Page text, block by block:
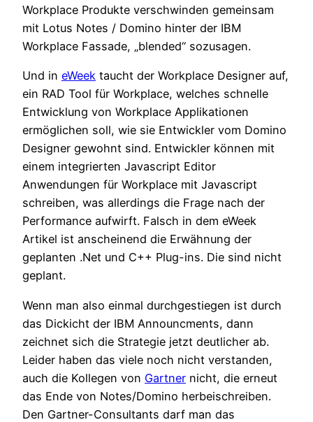
Workplace Produkte verschwinden gemeinsam
mit Lotus Notes / Domino hinter der IBM
Workplace Fassade, „blended“ sozusagen.
Und in eWeek taucht der Workplace Designer auf,
ein RAD Tool für Workplace, welches schnelle
Entwicklung von Workplace Applikationen
ermöglichen soll, wie sie Entwickler vom Domino
Designer gewohnt sind. Entwickler können mit
einem integrierten Javascript Editor
Anwendungen für Workplace mit Javascript
schreiben, was allerdings die Frage nach der
Performance aufwirft. Falsch in dem eWeek
Artikel ist anscheinend die Erwähnung der
geplanten .Net und C++ Plug-ins. Die sind nicht
geplant.
Wenn man also einmal durchgestiegen ist durch
das Dickicht der IBM Announcments, dann
zeichnet sich die Strategie jetzt deutlicher ab.
Leider haben das viele noch nicht verstanden,
auch die Kollegen von Gartner nicht, die erneut
das Ende von Notes/Domino herbeischreiben.
Den Gartner-Consultants darf man das